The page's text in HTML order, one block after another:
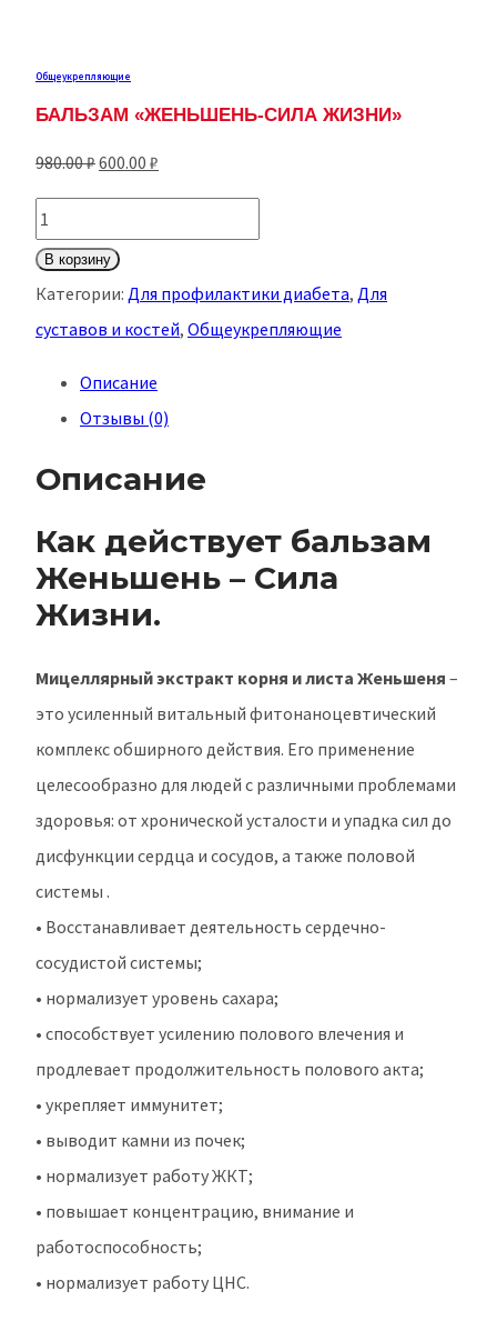
Общеукрепляющие
БАЛЬЗАМ «ЖЕНЬШЕНЬ-СИЛА ЖИЗНИ»
980.00₽Первоначальная
цена
980.00 ₽.
600.00 ₽
цена:
Количество
товара
Бальзам
ЖИЗНИ»
В корзину
Категории: Для профилактики диабета, Для
суставов и костей, Общеукрепляющие
Описание
Отзывы (0)
Описание
Как действует бальзам
Женьшень – Сила
Жизни.
Мицеллярный экстракт корня и листа Женьшеня –
это усиленный витальный фитонаноцевтический
комплекс обширного действия. Его применение
целесообразно для людей с различными проблемами
здоровья: от хронической усталости и упадка сил до
дисфункции сердца и сосудов, а также половой
системы .
• Восстанавливает деятельность сердечно-
сосудистой системы;
• нормализует уровень сахара;
• способствует усилению полового влечения и
продлевает продолжительность полового акта;
• укрепляет иммунитет;
• выводит камни из почек;
• нормализует работу ЖКТ;
• повышает концентрацию, внимание и
работоспособность;
• нормализует работу ЦНС.